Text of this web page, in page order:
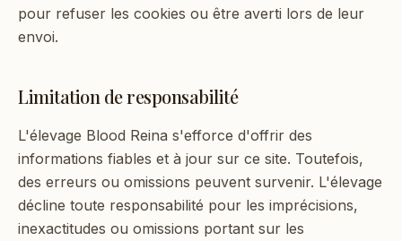
pour refuser les cookies ou être averti lors de leur
envoi.
Limitation de responsabilité
L'élevage Blood Reina s'efforce d'offrir des
informations fiables et à jour sur ce site. Toutefois,
des erreurs ou omissions peuvent survenir. L'élevage
décline toute responsabilité pour les imprécisions,
inexactitudes ou omissions portant sur les